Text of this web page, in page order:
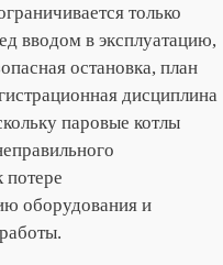
только
вводом в эксплуатацию,
остановка, план
дисциплина
паровые котлы
потере
оборудования и